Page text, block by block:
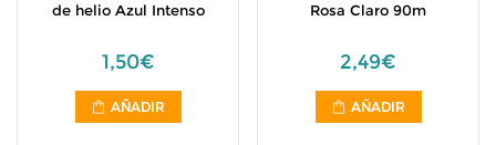
de helio Azul Intenso
1,50€
AÑADIR
Rosa Claro 90m
2,49€
AÑADIR